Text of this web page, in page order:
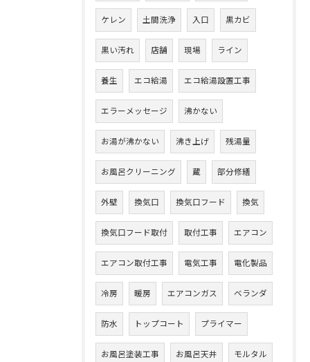
ケレン 土間洗浄 入口 黒カビ
黒い汚れ 店舗 現場 ライン
養生 エコ給湯 エコ給湯設置工事
エラーメッセージ 沸かない
お湯が沸かない 沸き上げ 残湯量
お風呂クリーニング 蔵 部分修繕
外壁 換気口 換気口フード 換気
換気口フード取付 取付工事 エアコン
エアコン取付工事 電気工事 電化製品
冷房 暖房 エアコンガス ベランダ
防水 トップコート プライマー
お風呂塗装工事 お風呂天井 モルタル